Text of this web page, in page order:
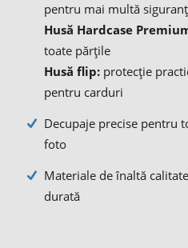
pentru mai multă
Husă Hardcase
toate părțile
Husă flip: protecție
pentru carduri
Decupaje precise pentru
foto
Materiale de înaltă
durată